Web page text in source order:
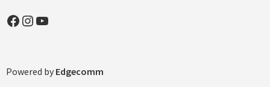
Giới Thiệu Mia Home
Facebook
Instagram
YouTube
Powered by Edgecomm